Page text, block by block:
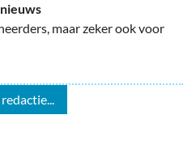
maar zeker ook voor